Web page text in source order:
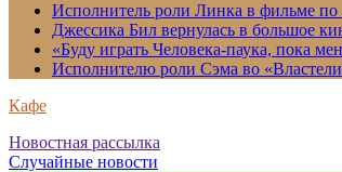
Исполнитель роли Линка в фильме
Джессика Бил вернулась в большое
«Буду играть Человека-паука, пока
Исполнителю роли Сэма во
Кафе
Новостная рассылка
Случайные новости